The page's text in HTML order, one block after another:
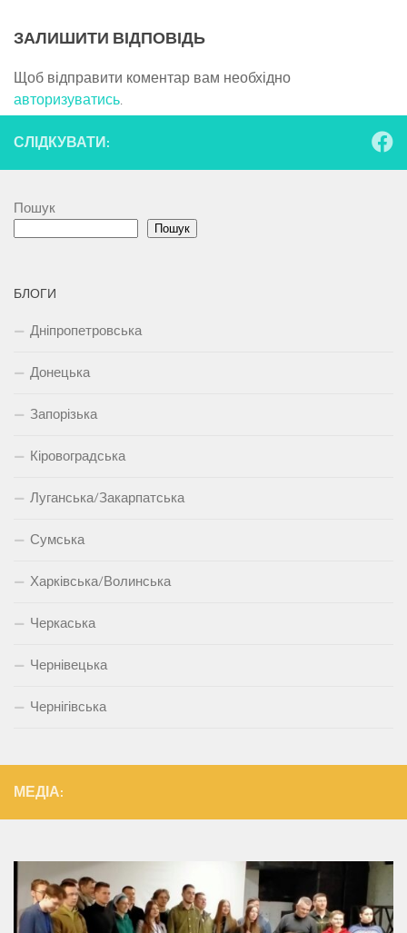
ЗАЛИШИТИ ВІДПОВІДЬ
Щоб відправити коментар вам необхідно
авторизуватись.
СЛІДКУВАТИ:
Пошук
Пошук
БЛОГИ
Дніпропетровська
Донецька
Запорізька
Кіровоградська
Луганська/Закарпатська
Сумська
Харківська/Волинська
Черкаська
Чернівецька
Чернігівська
МЕДІА: